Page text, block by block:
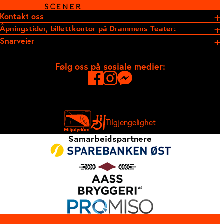
Kontakt oss
Åpningstider, billettkontor på Drammens Teater:
Snarveier
Følg oss på sosiale medier:
Tilgjengelighet
Samarbeidspartnere